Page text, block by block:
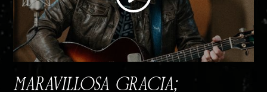
MARAVILLOSA GRACIA;